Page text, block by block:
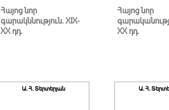
Հայոց նոր
գարակննություն. XIX-
XX դդ.
Հայոց նոր
XX դդ.
Ա. Հ. Տերտերյան Ա. Հ.